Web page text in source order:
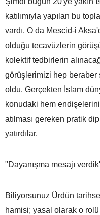
katılımıyla yapılan bu
vardı. O da Mescid-i
olduğu tecavüzlerin
kolektif tedbirlerin
görüşlerimizi hep beraber
oldu. Gerçekten İslam
konudaki hem endişelerini
atılması gereken pratik
yatırdılar.
"Dayanışma mesajı
Biliyorsunuz Ürdün
hamisi; yasal olarak o